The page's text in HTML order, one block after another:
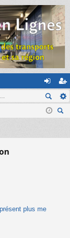
on
ne
ns
cri
plus me